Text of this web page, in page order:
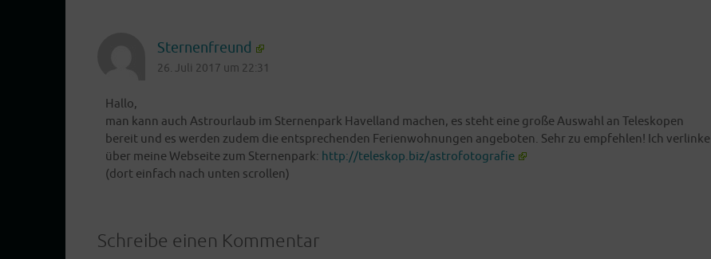
Sternenfreund
26. Juli 2017 um 22:31
Hal­lo,
man kann auch Astrour­laub im Ster­nen­park Havel­land machen, es steht eine gro­ße Aus­wahl an Tele­sko­pen
bereit und es wer­den zudem die ent­spre­chen­den Feri­en­woh­nun­gen ange­bo­ten. Sehr zu emp­feh­len! Ich ver­lin­ke
über mei­ne Web­sei­te zum Ster­nen­park: http://teleskop.biz/astrofotografie
(dort ein­fach nach unten scrollen)
Schreibe einen Kommentar